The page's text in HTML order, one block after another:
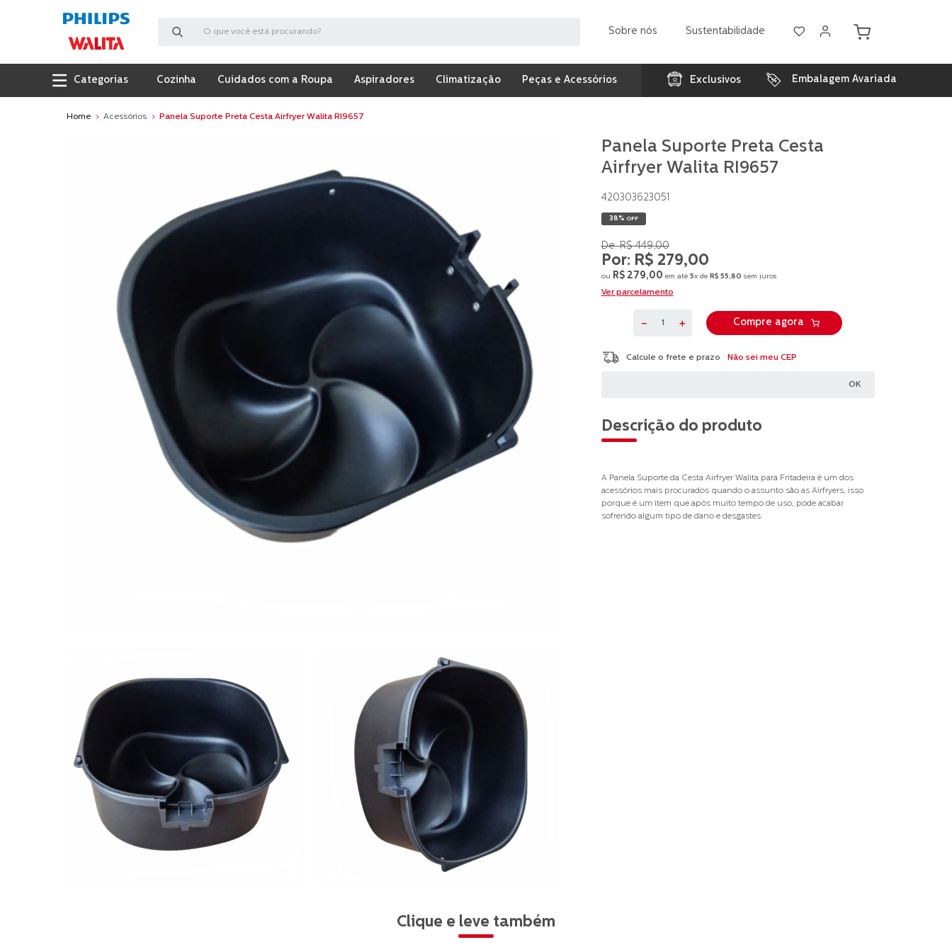
Sobre nós Sustentabilidade
Cozinha Cuidados com a Roupa Aspiradores Climatização Peças e Acessórios Exclusivos Embalagem Avariada
Acessórios Panela Suporte Preta Cesta Airfryer Walita RI9657
Panela Suporte Preta Cesta
Airfryer Walita RI9657
420303623051
38% OFF
R$ 449,00
R$ 279,00
ou R$ 279,00 em até 5x de R$ 55,80 sem juros
Ver parcelamento
＋
－ Compre agora
Não sei meu CEP
Descrição do produto
A Panela Suporte da Cesta Airfryer Walita para Fritadeira é um dos
acessórios mais procurados quando o assunto são as Airfryers, isso
porque é um item que após muito tempo de uso, pode acabar
sofrendo algum tipo de dano e desgastes.
Clique e leve também